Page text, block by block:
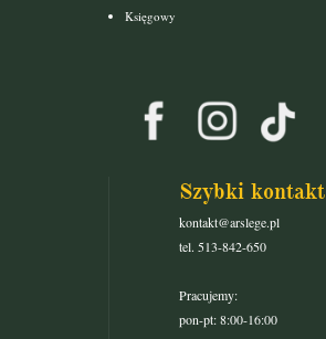
Księgowy
Szybki kontakt
kontakt@arslege.pl
tel. 513-842-650
Pracujemy:
pon-pt: 8:00-16:00